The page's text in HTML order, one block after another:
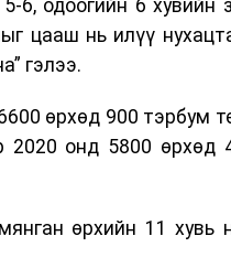
6, одоогийн 6 хувийн
цааш нь илүү
гэлээ.
өрхөд 900 тэрбум
онд 5800 өрхөд
өрхийн 11 хувь